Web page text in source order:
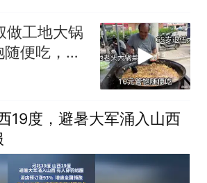
做工地大锅
便吃，工
19度，避暑大军涌入山西